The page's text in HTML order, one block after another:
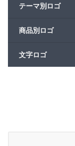
テーマ別ロゴ
商品別ロゴ
文字ロゴ